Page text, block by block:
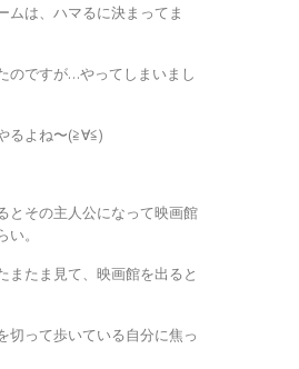
ムは、ハマるに決まってま
のですが…やってしまいまし
るよね〜(≧∀≦)
とその主人公になって映画館
。
またま見て、映画館を出ると
切って歩いている自分に焦っ